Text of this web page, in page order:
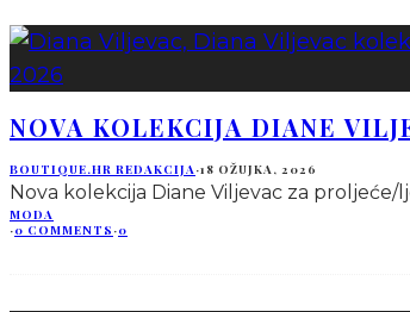
NOVA KOLEKCIJA DIANE
BOUTIQUE.HR REDAKCIJA·18 OŽUJKA, 2026
Nova kolekcija Diane Viljevac za
MODA
·0 COMMENTS ·0